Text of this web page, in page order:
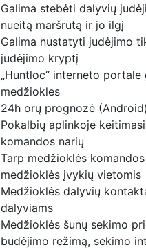
Galima stebėti dalyvių
nueitą maršrutą ir jo ilgį
Galima nustatyti judėjimo
judėjimo kryptį
„Huntloc“ interneto
medžiokles
24h orų prognozė (Android)
Pokalbių aplinkoje
komandos narių
Tarp medžioklės
medžioklės įvykių vietomis
Medžioklės dalyvių
dalyviams
Medžioklės šunų sekimo
budėjimo režimą, sekimo